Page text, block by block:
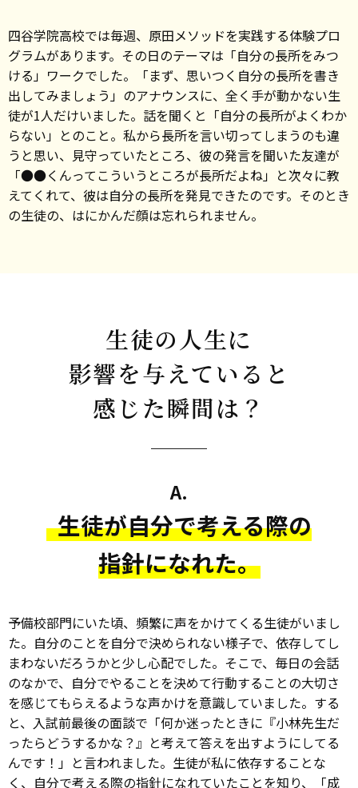
四谷学院高校では毎週、原田メソッドを実践する体験プロ
グラムがあります。その日のテーマは「自分の長所をみつ
ける」ワークでした。「まず、思いつく自分の長所を書き
出してみましょう」のアナウンスに、全く手が動かない生
徒が1人だけいました。話を聞くと「自分の長所がよくわか
らない」とのこと。私から長所を言い切ってしまうのも違
うと思い、見守っていたところ、彼の発言を聞いた友達が
「●●くんってこういうところが長所だよね」と次々に教
えてくれて、彼は自分の長所を発見できたのです。そのとき
の生徒の、はにかんだ顔は忘れられません。
生徒の人生に
影響を与えていると
感じた瞬間は？
A.
生徒が自分で考える際の
指針になれた。
予備校部門にいた頃、頻繁に声をかけてくる生徒がいまし
た。自分のことを自分で決められない様子で、依存してし
まわないだろうかと少し心配でした。そこで、毎日の会話
のなかで、自分でやることを決めて行動することの大切さ
を感じてもらえるような声かけを意識していました。する
と、入試前最後の面談で「何か迷ったときに『小林先生だ
ったらどうするかな？』と考えて答えを出すようにしてる
んです！」と言われました。生徒が私に依存することな
く、自分で考える際の指針になれていたことを知り、「成